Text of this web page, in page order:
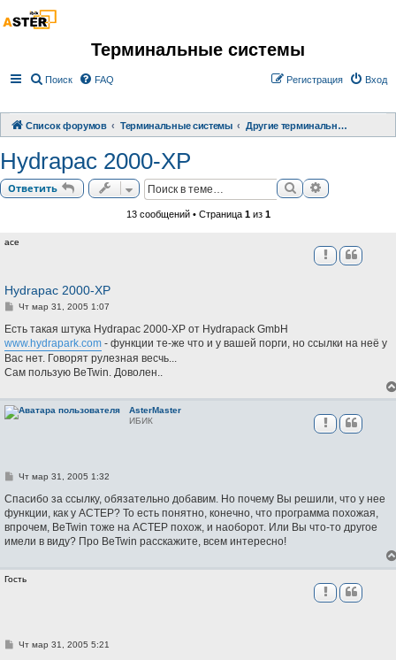
Терминальные системы
Поиск FAQ Вход
Регистрация
Список форумов Терминальные системы Другие терминальные системы
Hydrapac 2000-XP
Ответить Поиск
13 сообщений • Страница 1из 1
ace
Hydrapac 2000-XP
С
о
щ
е
н
Чт мар 31, 2005 1:07
Есть такая штука Hydrapac 2000-XP от Hydrapack GmbH
www.hydrapark.com - функции те-же что и у вашей порги, но ссылки на неё у
Вас нет. Говорят рулезная весчь...
Сам пользую BeTwin. Доволен..
AsterMaster
ИБИК
С
о
щ
е
н
Чт мар 31, 2005 1:32
Спасибо за ссылку, обязательно добавим. Но почему Вы решили, что у нее
функции, как у АСТЕР? То есть понятно, конечно, что программа похожая,
впрочем, BeTwin тоже на АСТЕР похож, и наоборот. Или Вы что-то другое
имели в виду? Про BeTwin расскажите, всем интересно!
Гость
СЧт мар 31, 2005 5:21